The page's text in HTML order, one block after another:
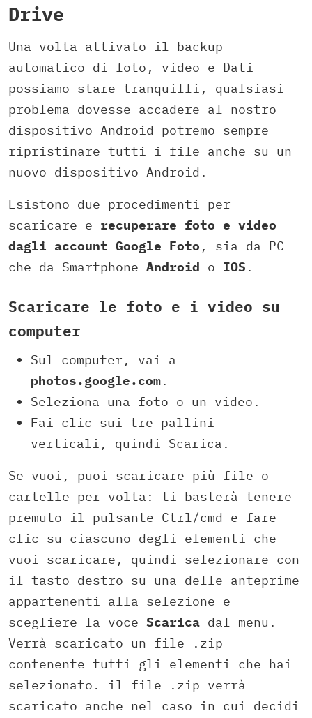
Drive
Una volta attivato il backup
automatico di foto, video e Dati
possiamo stare tranquilli, qualsiasi
problema dovesse accadere al nostro
dispositivo Android potremo sempre
ripristinare tutti i file anche su un
nuovo dispositivo Android.
Esistono due procedimenti per
scaricare e recuperare foto e video
dagli account Google Foto , sia da PC
che da Smartphone Android o IOS .
Scaricare le foto e i video su
computer
Sul computer, vai a
photos.google.com.
Seleziona una foto o un video.
Fai clic sui tre pallini
verticali, quindi Scarica.
Se vuoi, puoi scaricare più file o
cartelle per volta: ti basterà tenere
premuto il pulsante Ctrl/cmd e fare
clic su ciascuno degli elementi che
vuoi scaricare, quindi selezionare con
il tasto destro su una delle anteprime
appartenenti alla selezione e
scegliere la voce Scarica dal menu.
Verrà scaricato un file .zip
contenente tutti gli elementi che hai
selezionato. il file .zip verrà
scaricato anche nel caso in cui decidi